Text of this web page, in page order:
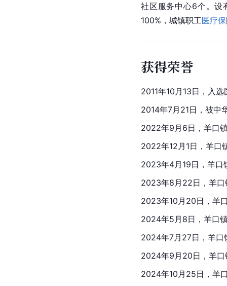
社区服务中心6个。设
100%，城镇职工医疗
获得荣誉
2011年10月13日，入
2014年7月21日，被中
2022年9月6日，羊口
2022年12月1日，羊口
2023年4月19日，羊口
2023年8月22日，羊
2023年10月20日，羊
2024年5月8日，羊口
2024年7月27日，羊口
2024年9月20日，羊口
2024年10月25日，羊